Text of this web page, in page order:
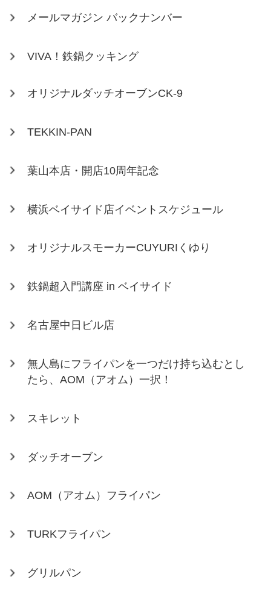
メールマガジン バックナンバー
VIVA！鉄鍋クッキング
オリジナルダッチオーブンCK-9
TEKKIN-PAN
葉山本店・開店10周年記念
横浜ベイサイド店イベントスケジュール
オリジナルスモーカーCUYURIくゆり
鉄鍋超入門講座 in ベイサイド
名古屋中日ビル店
無人島にフライパンを一つだけ持ち込むとし
たら、AOM（アオム）一択！
スキレット
ダッチオーブン
AOM（アオム）フライパン
TURKフライパン
グリルパン